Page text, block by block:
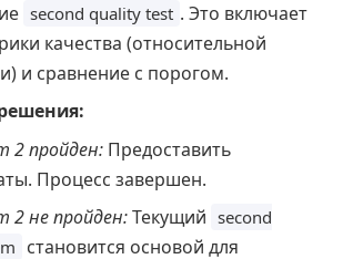
second quality test . Это включает
качества (относительной
и сравнение с порогом.
2 пройден: Предоставить
Процесс завершен.
2 не пройден:Текущий second
становится основой для